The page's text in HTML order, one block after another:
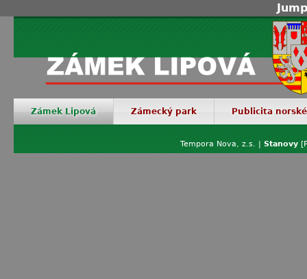
Zámek Lipová Zámecký park Publicita
Tempora Nova, z.s. | Stanovy